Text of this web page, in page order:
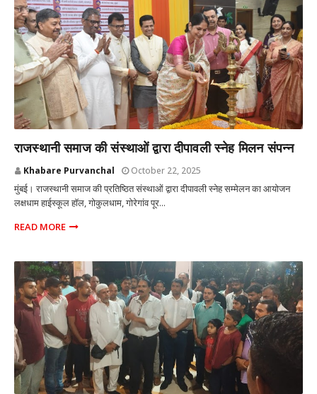
राजस्थानी समाज की संस्थाओं द्वारा दीपावली स्नेह मिलन संपन्न
Khabare Purvanchal October 22, 2025
मुंबई। राजस्थानी समाज की प्रतिष्ठित संस्थाओं द्वारा दीपावली स्नेह सम्मेलन का आयोजन
लक्षधाम हाईस्कूल हाॅल, गोकुलधाम, गोरेगांव पूर...
READ MORE